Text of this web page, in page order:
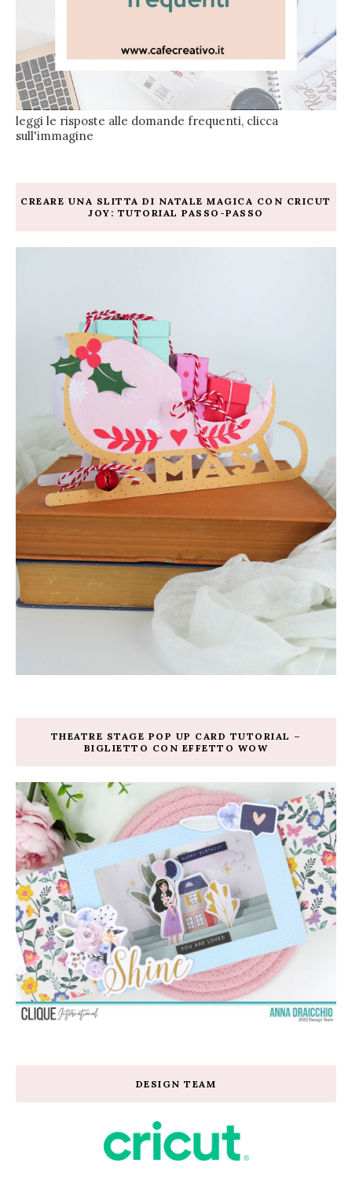
leggi le risposte alle domande frequenti, clicca
sull'immagine
CREARE UNA SLITTA DI NATALE MAGICA CON CRICUT
JOY: TUTORIAL PASSO-PASSO
THEATRE STAGE POP UP CARD TUTORIAL –
BIGLIETTO CON EFFETTO WOW
DESIGN TEAM